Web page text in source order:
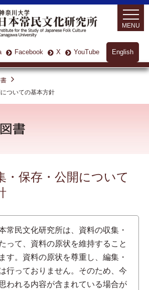
English
Facebook X YouTube
MENU
ついての基本方針
・保存・公開について
常民文化研究所は、資料の収集・
って、資料の原状を維持すること
す。資料の原状を尊重し、編集・
行っておりません。そのため、今
われる内容が含まれている場合が